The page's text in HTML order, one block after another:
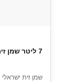
7 ליטר שמן זית — ישירות מהמגדל עד הבית
שמן זית